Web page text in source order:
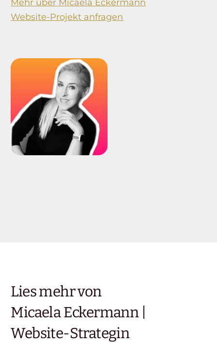
Mehr über Micaela Eckermann
Website-Projekt anfragen
Lies mehr von
Micaela Eckermann |
Website-Strategin